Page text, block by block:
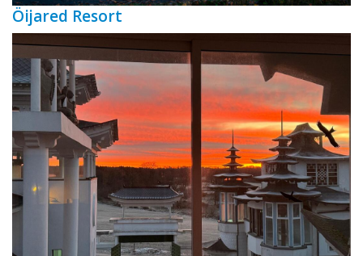
Öijared Resort